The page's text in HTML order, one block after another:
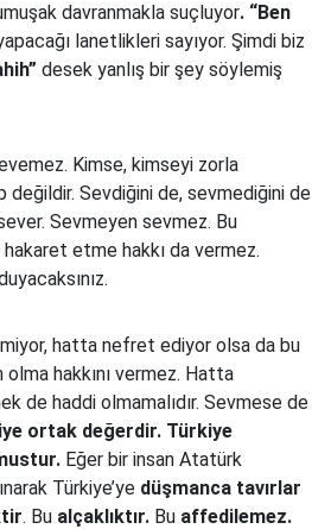
davranmakla suçluyor. “Ben
lanetlikleri sayıyor. Şimdi biz
desek yanlış bir şey söylemiş
Kimse, kimseyi zorla
değildir. Sevdiğini de, sevmediğini de
Sevmeyen sevmez. Bu
etme hakkı da vermez.
hatta nefret ediyor olsa da bu
olma hakkını vermez. Hatta
de haddi olmamalıdır. Sevmese de
ortak değerdir. Türkiye
Eğer bir insan Atatürk
Türkiye’ye düşmanca tavırlar
. Bu alçaklıktır. Bu affedilemez.